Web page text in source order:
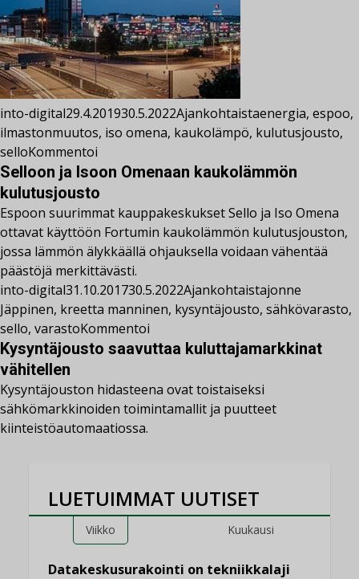
into-digital29.4.201930.5.2022Ajankohtaistaenergia, espoo,
ilmastonmuutos, iso omena, kaukolämpö, kulutusjousto,
selloKommentoi
Selloon ja Isoon Omenaan kaukolämmön
kulutusjousto
Espoon suurimmat kauppakeskukset Sello ja Iso Omena
ottavat käyttöön Fortumin kaukolämmön kulutusjouston,
jossa lämmön älykkäällä ohjauksella voidaan vähentää
päästöjä merkittävästi.
into-digital31.10.201730.5.2022Ajankohtaistajonne
Jäppinen, kreetta manninen, kysyntäjousto, sähkövarasto,
sello, varastoKommentoi
Kysyntäjousto saavuttaa kuluttajamarkkinat
vähitellen
Kysyntäjouston hidasteena ovat toistaiseksi
sähkömarkkinoiden toimintamallit ja puutteet
kiinteistöautomaatiossa.
LUETUIMMAT UUTISET
Viikko Kuukausi
Datakeskusurakointi on tekniikkalaji